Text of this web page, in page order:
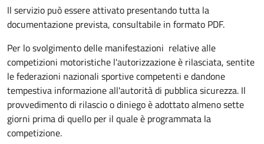
Il servizio può essere attivato presentando tutta la
documentazione prevista, consultabile in formato PDF.
Per lo svolgimento delle manifestazioni relative alle
competizioni motoristiche l'autorizzazione è rilasciata, sentite
le federazioni nazionali sportive competenti e dandone
tempestiva informazione all'autorità di pubblica sicurezza. Il
provvedimento di rilascio o diniego è adottato almeno sette
giorni prima di quello per il quale è programmata la
competizione.